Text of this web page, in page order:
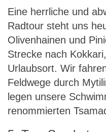
Eine herrliche und
Radtour steht uns
Olivenhainen und
Strecke nach
Urlaubsort. Wir
Feldwege durch
legen unsere
renommierten